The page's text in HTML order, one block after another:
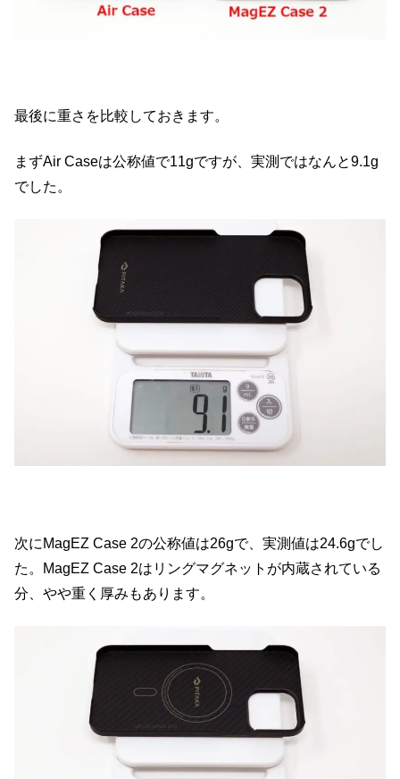
最後に重さを比較しておきます。
まずAir Caseは公称値で11gですが、実測ではなんと9.1g
でした。
次にMagEZ Case 2の公称値は26gで、実測値は24.6gでし
た。MagEZ Case 2はリングマグネットが内蔵されている
分、やや重く厚みもあります。